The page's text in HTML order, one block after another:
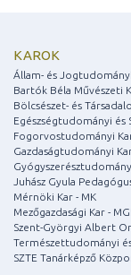
KAROK
Állam- és
Bartók Béla Művészeti
Bölcsészet- és
Egészségtudományi és
Fogorvostudományi
Gazdaságtudományi
Juhász Gyula
Mérnöki Kar - MK
Mezőgazdasági Kar -
Szent-Györgyi Albert
Természettudományi
SZTE Tanárképző